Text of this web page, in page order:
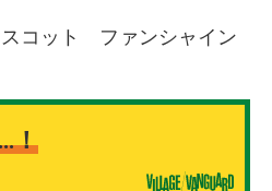
スコット ファンシャイン
！